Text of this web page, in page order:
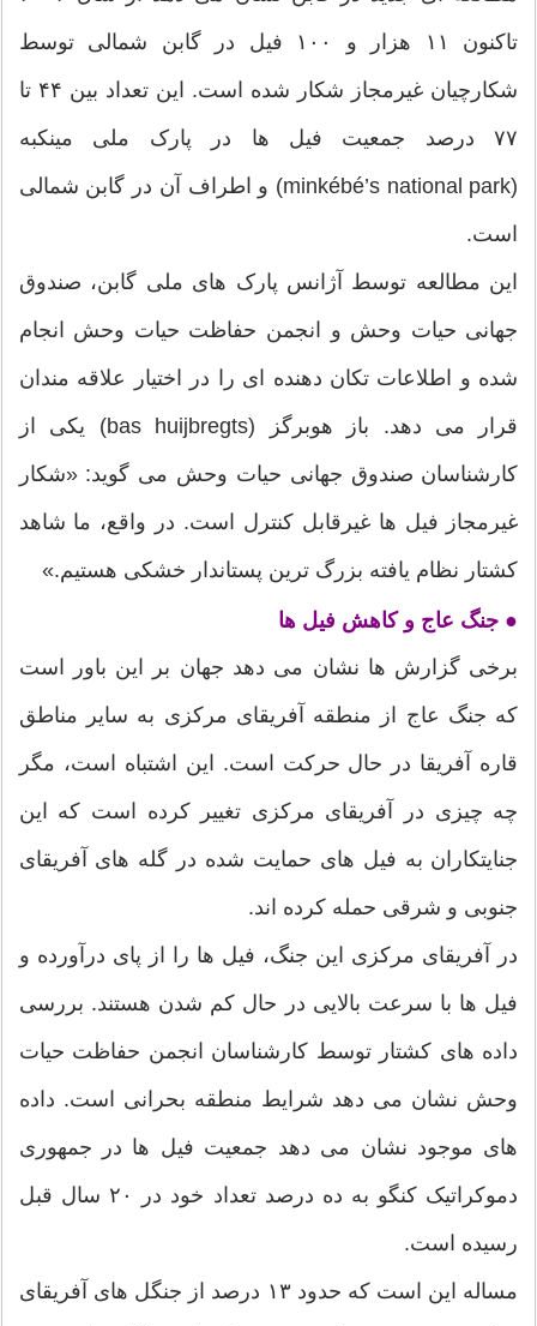
تاکنون ۱۱ هزار و ۱۰۰ فیل در گابن شمالی توسط
شکارچیان غیرمجاز شکار شده است. این تعداد بین ۴۴ تا
۷۷ درصد جمعیت فیل ها در پارک ملی مینکبه
(minkébé’s national park) و اطراف آن در گابن شمالی
است.
این مطالعه توسط آژانس پارک های ملی گابن، صندوق
جهانی حیات وحش و انجمن حفاظت حیات وحش انجام
شده و اطلاعات تکان دهنده ای را در اختیار علاقه مندان
قرار می دهد. باز هوبرگز (bas huijbregts) یکی از
کارشناسان صندوق جهانی حیات وحش می گوید: «شکار
غیرمجاز فیل ها غیرقابل کنترل است. در واقع، ما شاهد
کشتار نظام یافته بزرگ ترین پستاندار خشکی هستیم.»
● جنگ عاج و کاهش فیل ها
برخی گزارش ها نشان می دهد جهان بر این باور است
که جنگ عاج از منطقه آفریقای مرکزی به سایر مناطق
قاره آفریقا در حال حرکت است. این اشتباه است، مگر
چه چیزی در آفریقای مرکزی تغییر کرده است که این
جنایتکاران به فیل های حمایت شده در گله های آفریقای
جنوبی و شرقی حمله کرده اند.
در آفریقای مرکزی این جنگ، فیل ها را از پای درآورده و
فیل ها با سرعت بالایی در حال کم شدن هستند. بررسی
داده های کشتار توسط کارشناسان انجمن حفاظت حیات
وحش نشان می دهد شرایط منطقه بحرانی است. داده
های موجود نشان می دهد جمعیت فیل ها در جمهوری
دموکراتیک کنگو به ده درصد تعداد خود در ۲۰ سال قبل
رسیده است.
مساله این است که حدود ۱۳ درصد از جنگل های آفریقای